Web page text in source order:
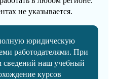
не указывается.
юридическую
работодателями. При
сведений наш учебный
курсов